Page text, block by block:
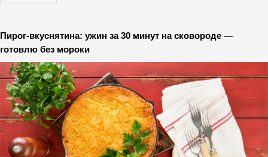
Пирог-вкуснятина: ужин за 30 минут на сковороде —
готовлю без мороки